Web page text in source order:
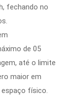
fechando no
de 05
até o limite
maior em
espaço físico.